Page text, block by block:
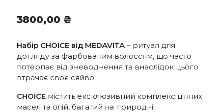
3800,00 ₴
Набір CHOICE від MEDAVITA – ритуал для
догляду за фарбованим волоссям, що часто
потерпає від зневоднення та внаслідок цього
втрачає своє сяйво.
CHOICE містить ексклюзивний комплекс цінних
масел та олій, багатий на природні